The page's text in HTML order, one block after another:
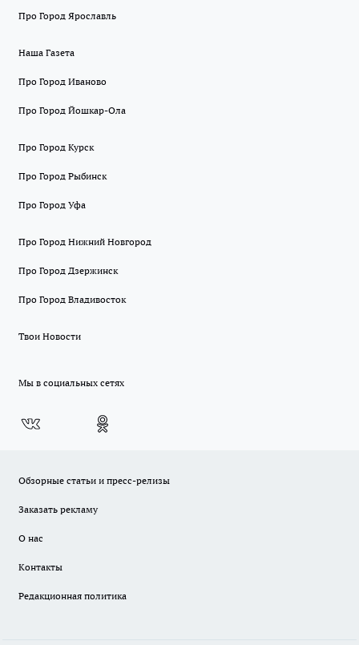
Про Город Ярославль
Наша Газета
Про Город Иваново
Про Город Йошкар-Ола
Про Город Курск
Про Город Рыбинск
Про Город Уфа
Про Город Нижний Новгород
Про Город Дзержинск
Про Город Владивосток
Твои Новости
Мы в социальных сетях
Обзорные статьи и пресс-релизы
Заказать рекламу
О нас
Контакты
Редакционная политика